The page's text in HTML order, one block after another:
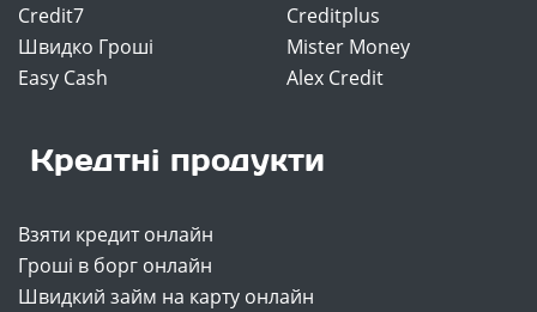
Credit7
Creditplus
Швидко Гроші
Mister Money
Easy Cash
Alex Credit
Кредтні продукти
Взяти кредит онлайн
Гроші в борг онлайн
Швидкий займ на карту онлайн